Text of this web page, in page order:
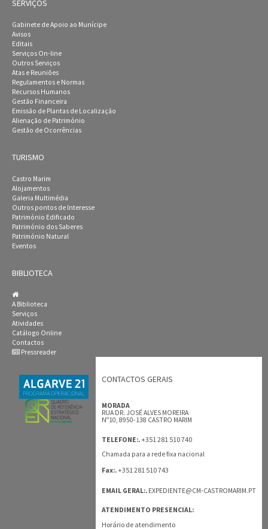
SERVIÇOS
Gabinete de Apoio ao Munícipe
Avisos
Editais
Serviços On-line
Outros Serviços
Atas e Reuniões
Regulamentos e Normas
Recursos Humanos
Gestão Financeira
Emissão de Plantas de Localização
Alienação de Património
Gestão de Ocorrências
TURISMO
Castro Marim
Alojamentos
Galeria Multimédia
Outros pontos de Interesse
Património Edificado
Património dos Saberes
Património Natural
Eventos
BIBLIOTECA
A Biblioteca
Serviços
Atividades
Catálogo Online
Contactos
Pressreader
CONTACTOS GERAIS
MORADA
RUA DR. JOSÉ ALVES MOREIRA
Nº10, 8950-138 CASTRO MARIM
TELEFONE:.+351 281 510 740
Chamada para a rede fixa nacional
Fax:.+351 281 510 743
EMAIL GERAL:. EXPEDIENTE@CM-CASTROMARIM.PT
ATENDIMENTO PRESENCIAL:
Horário de atendimento